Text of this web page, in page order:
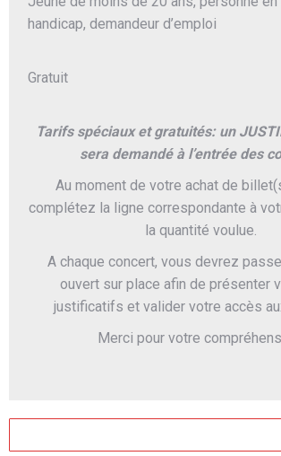
handicap, demandeur d’emploi
Gratuit
Tarifs spéciaux et gratuités: un
sera demandé à l’entrée des
Au moment de votre achat de
complétez la ligne correspondante à
la quantité voulue.
A chaque concert, vous devrez
ouvert sur place afin de présenter
justificatifs et valider votre accès
Merci pour votre